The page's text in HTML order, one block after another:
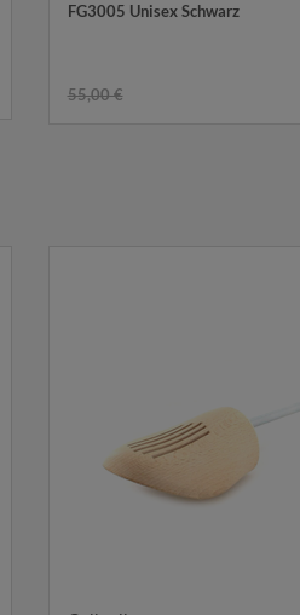
FG3005 Unisex Schwarz
55,00 €